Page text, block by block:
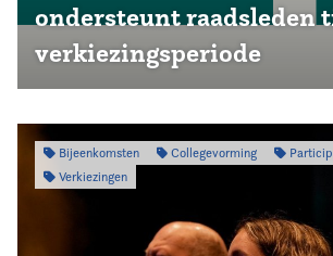
ondersteunt raadsleden
verkiezingsperiode
Bijeenkomsten Collegevorming
Verkiezingen